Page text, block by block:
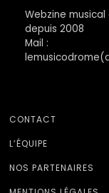
Webzine
depuis 2008
Mail :
CONTACT
L’ÉQUIPE
NOS PARTENAIRES